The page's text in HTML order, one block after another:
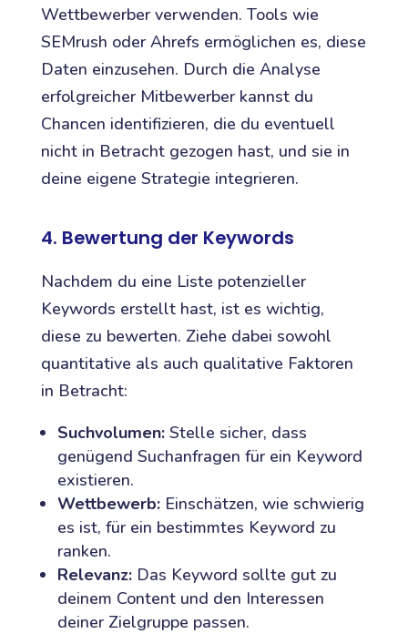
Wettbewerber verwenden. Tools wie
SEMrush oder Ahrefs ermöglichen es, diese
Daten einzusehen. Durch die Analyse
erfolgreicher Mitbewerber kannst du
Chancen identifizieren, die du eventuell
nicht in Betracht gezogen hast, und sie in
deine eigene Strategie integrieren.
4. Bewertung der Keywords
Nachdem du eine Liste potenzieller
Keywords erstellt hast, ist es wichtig,
diese zu bewerten. Ziehe dabei sowohl
quantitative als auch qualitative Faktoren
in Betracht:
Suchvolumen:Stelle sicher, dass
genügend Suchanfragen für ein Keyword
existieren.
Wettbewerb:Einschätzen, wie schwierig
es ist, für ein bestimmtes Keyword zu
ranken.
Relevanz:Das Keyword sollte gut zu
deinem Content und den Interessen
deiner Zielgruppe passen.